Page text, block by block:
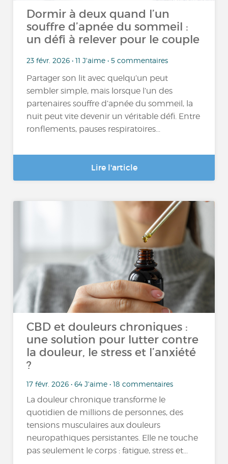
Dormir à deux quand l’un
souffre d’apnée du sommeil :
un défi à relever pour le couple
23 févr. 2026 • 11 J'aime • 5 commentaires
Partager son lit avec quelqu’un peut
sembler simple, mais lorsque l’un des
partenaires souffre d’apnée du sommeil, la
nuit peut vite devenir un véritable défi. Entre
ronflements, pauses respiratoires...
Lire l'article
CBD et douleurs chroniques :
une solution pour lutter contre
la douleur, le stress et l’anxiété
?
17 févr. 2026 • 64 J'aime • 18 commentaires
La douleur chronique transforme le
quotidien de millions de personnes, des
tensions musculaires aux douleurs
neuropathiques persistantes. Elle ne touche
pas seulement le corps : fatigue, stress et...